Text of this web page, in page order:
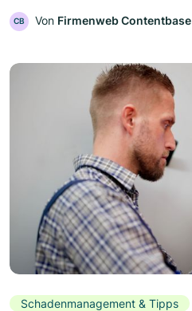
CB Von Firmenweb Contentbase
Schadenmanagement & Tipps